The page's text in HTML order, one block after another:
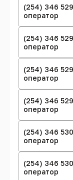
(254) 346
оператор
(254) 346
оператор
(254) 346
оператор
(254) 346
оператор
(254) 346
оператор
(254) 346
оператор